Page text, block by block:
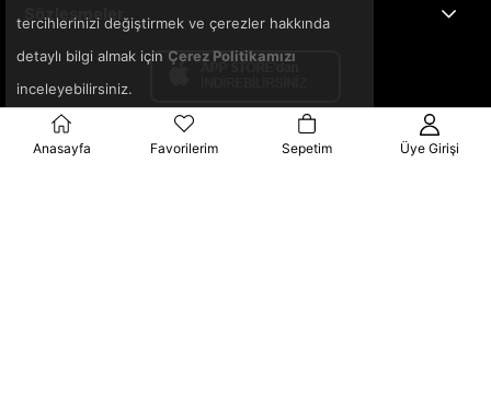
Sözleşmeler
tercihlerinizi değiştirmek ve çerezler hakkında
detaylı bilgi almak için Çerez Politikamızı
inceleyebilirsiniz.
Anasayfa Favorilerim Sepetim Üye Girişi